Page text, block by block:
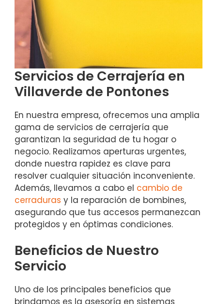
Servicios de Cerrajería en
Villaverde de Pontones
En nuestra empresa, ofrecemos una amplia
gama de servicios de cerrajería que
garantizan la seguridad de tu hogar o
negocio. Realizamos aperturas urgentes,
donde nuestra rapidez es clave para
resolver cualquier situación inconveniente.
Además, llevamos a cabo el cambio de
cerraduras y la reparación de bombines,
asegurando que tus accesos permanezcan
protegidos y en óptimas condiciones.
Beneficios de Nuestro
Servicio
Uno de los principales beneficios que